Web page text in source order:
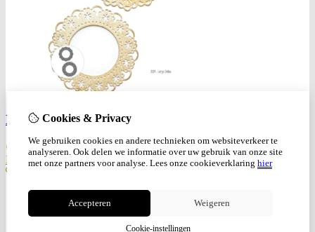
Dies Large Dollies
€
16,50
Bestellen
Cookies & Privacy
We gebruiken cookies en andere technieken om websiteverkeer te
analyseren. Ook delen we informatie over uw gebruik van onze site
met onze partners voor analyse. Lees onze cookieverklaring hier
Accepteren Weigeren
Cookie-instellingen